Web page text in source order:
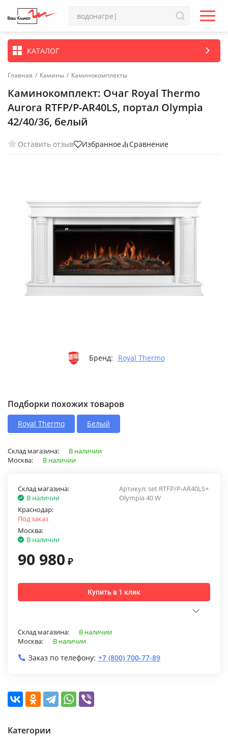
КАТАЛОГ
Главная / Камины / Каминокомплекты
Каминокомплект: Очаг Royal Thermo
Aurora RTFP/P-AR40LS, портал Olympia
42/40/36, белый
Оставить отзыв Избранное Сравнение
Бренд: Royal Thermo
Подборки похожих товаров
Royal Thermo Белый
Склад магазина:
В наличии
Москва:
В наличии
Артикул:set RTFP/P-AR40LS+
Olympia 40 W
Склад магазина:
В наличии
Краснодар:
Под заказ
Москва:
В наличии
90 980 ₽
Купить в 1 клик
Склад магазина:
В наличии
Москва:
В наличии
Заказ по телефону: +7 (800) 700-77-89
Категории